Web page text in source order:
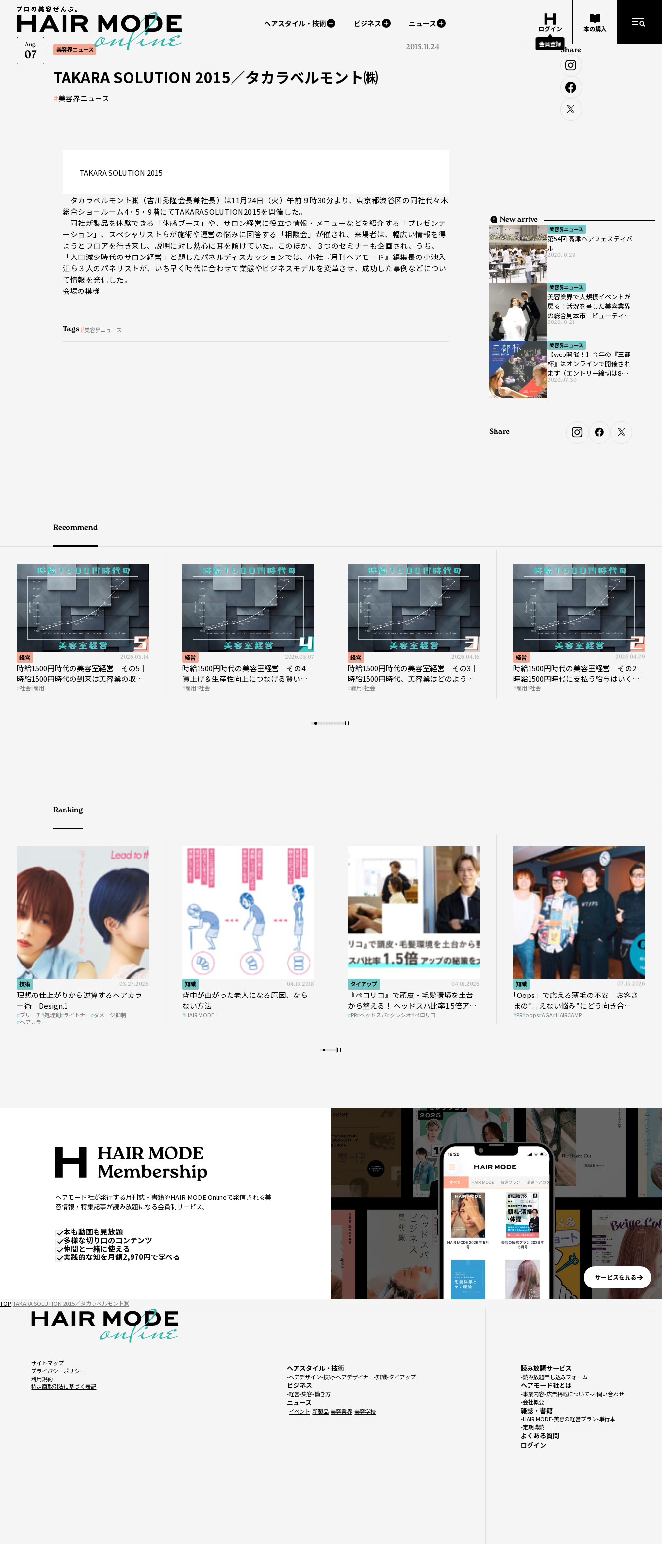
Aug.
07
ヘアスタイル・技術 ビジネス ニュース
ログイン
会員登録
本の購入
美容界ニュース 2015.11.24
TAKARA SOLUTION 2015／タカラベルモント㈱
#美容界ニュース
Share
TAKARA SOLUTION 2015
タカラベルモント㈱（吉川秀隆会長兼社長）は11月24日（火）午前９時30分より、東京都渋谷区の同社代々木
総合ショールーム4・5・9階にてTAKARASOLUTION2015を開催した。
同社新製品を体験できる「体感ブース」や、サロン経営に役立つ情報・メニューなどを紹介する「プレゼンテ
ーション」、スペシャリストらが施術や運営の悩みに回答する「相談会」が催され、来場者は、幅広い情報を得
ようとフロアを行き来し、説明に対し熱心に耳を傾けていた。このほか、３つのセミナーも企画され、うち、
「人口減少時代のサロン経営」と題したパネルディスカッションでは、小社『月刊ヘアモード』編集長の小池入
江ら３人のパネリストが、いち早く時代に合わせて業態やビジネスモデルを変革させ、成功した事例などについ
て情報を発信した。
会場の模様
Tags 美容界ニュース
New arrive
美容界ニュース
第54回 高津ヘアフェスティバ
ル
2020.10.29
美容界ニュース
美容業界で大規模イベントが
戻る！活況を呈した美容業界
の総合見本市「ビューティー
ワールド ジャパン ウエス
ト」が開催
2020.10.21
美容界ニュース
【web開催！】今年の『三都
杯』はオンラインで開催され
ます（エントリー締切は8月7
日まで）
2020.07.30
Share
Recommend
経営 2026.05.14
時給1500円時代の美容室経営 その5｜
時給1500円時代の到来は美容業の収益
構造を見直す契機
社会 雇用
経営 2026.05.07
時給1500円時代の美容室経営 その4｜
賃上げ＆生産性向上につなげる賢い助
成金活用
雇用 社会
経営 2026.04.16
時給1500円時代の美容室経営 その3｜
時給1500円時代、美容業はどのような
影響を受けるのか？
雇用 社会
経営 2026.04.09
時給1500円時代の美容室経営 その2｜
時給1500円時代に支払う給与はいくら
なのか
雇用 社会
Ranking
技術 03.27.2026
理想の仕上がりから逆算するヘアカラ
ー術｜Design.1
ブリーチ 処理剤 ライトナー ダメージ抑制
ヘアカラー
知識 04.18.2018
背中が曲がった老人になる原因、なら
ない方法
HAIR MODE
タイアップ 04.01.2026
『ペロリコ』で頭皮・毛髪環境を土台
から整える！ ヘッドスパ比率1.5倍アッ
プの秘策を大公開
PR ヘッドスパ クレシオ ペロリコ
知識 07.13.2026
｢Oops」で応える薄毛の不安 お客さ
まの“言えない悩み”にどう向き合
う？ ＃01
PR oops AGA HAIRCAMP
ヘアモード社が発行する月刊誌・書籍やHAIR MODE Onlineで発信される美
容情報・特集記事が読み放題になる会員制サービス。
本も動画も見放題
多様な切り口のコンテンツ
仲間と一緒に使える
実践的な知を月額2,970円で学べる
サービスを見る
TOP TAKARA SOLUTION 2015／タカラベルモント㈱
サイトマップ
プライバシーポリシー
利用規約
特定商取引法に基づく表記
ヘアスタイル・技術
ヘアデザイン 技術 ヘアデザイナー 知識 タイアップ
ビジネス
経営 集客 働き方
ニュース
イベント 新製品 美容業界 美容学校
読み放題サービス
読み放題申し込みフォーム
ヘアモード社とは
事業内容 広告掲載について お問い合わせ
会社概要
雑誌・書籍
HAIR MODE 美容の経営プラン 単行本
定期購読
よくある質問
ログイン